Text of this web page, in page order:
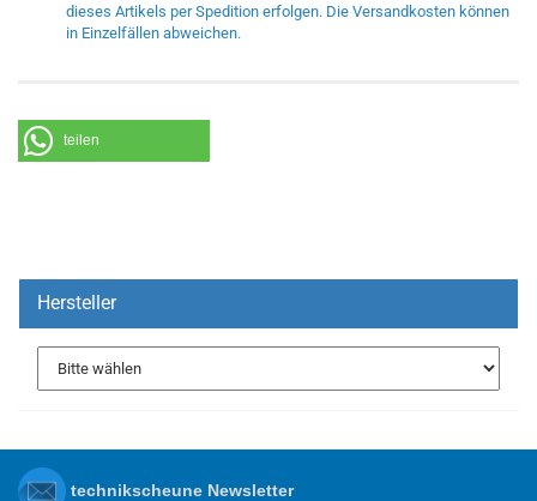
dieses Artikels per Spedition erfolgen. Die Versandkosten können
in Einzelfällen abweichen.
teilen
Hersteller
technikscheune Newsletter